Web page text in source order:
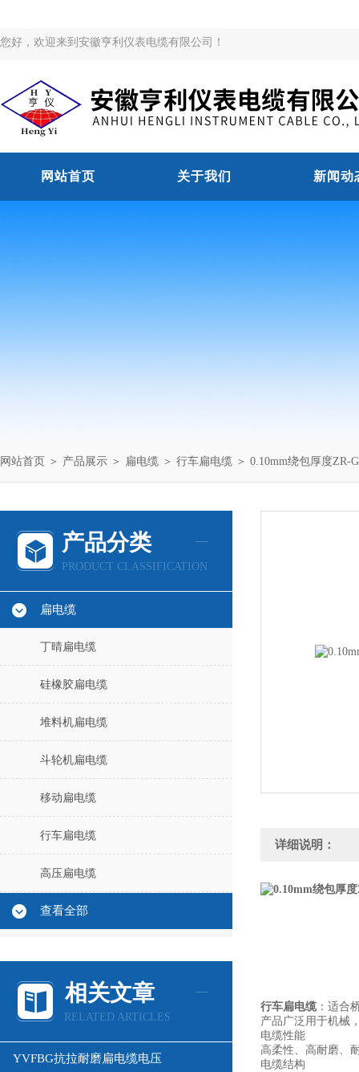
您好，欢迎来到安徽亨利仪表电缆有限公司！
网站首页 关于我们 新闻动
网站首页 ＞ 产品展示 ＞ 扁电缆 ＞ 行车扁电缆 ＞ 0.10mm绕包厚度ZR-
产品分类
PRODUCT CLASSIFICATION
扁电缆
丁晴扁电缆
硅橡胶扁电缆
堆料机扁电缆
斗轮机扁电缆
移动扁电缆
行车扁电缆
高压扁电缆
查看全部
相关文章
RELATED ARTICLES
YVFBG抗拉耐磨扁电缆电压
详细说明：
行车扁电缆：适合
产品广泛用于机械
电缆性能
高柔性、高耐磨、
电缆结构